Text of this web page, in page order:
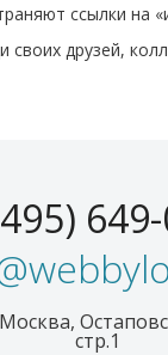
ссылки на
своих друзей,
Москва,
стр.1